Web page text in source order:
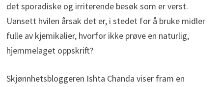
det sporadiske og irriterende besøk som er verst.
Uansett hvilen årsak det er, i stedet for å bruke midler
fulle av kjemikalier, hvorfor ikke prøve en naturlig,
hjemmelaget oppskrift?
Skjønnhetsbloggeren Ishta Chanda viser fram en